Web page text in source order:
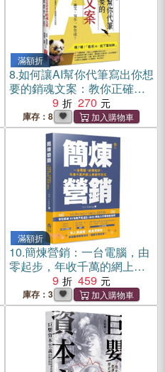
滿額折
8.如何讓AI幫你代筆寫出你想
要的銷魂文案：教你正確下
指令，讓企劃案、簡報、履
歷、論文、寫作一秒完成！
9 270
庫存：8
滿額折
10.簡煉營銷：一台電腦，由
零起步，年收千萬的網上營
銷方程式9 459
庫存：3